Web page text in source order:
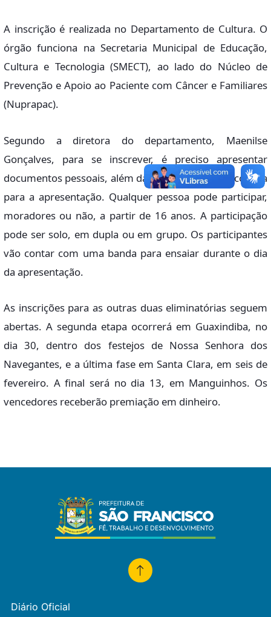
A inscrição é realizada no Departamento de Cultura. O
órgão funciona na Secretaria Municipal de Educação,
Cultura e Tecnologia (SMECT), ao lado do Núcleo de
Prevenção e Apoio ao Paciente com Câncer e Familiares
(Nuprapac).
Segundo a diretora do departamento, Maenilse
Gonçalves, para se inscrever, é preciso apresentar
documentos pessoais, além da letra da música escolhida
para a apresentação. Qualquer pessoa pode participar,
moradores ou não, a partir de 16 anos. A participação
pode ser solo, em dupla ou em grupo. Os participantes
vão contar com uma banda para ensaiar durante o dia
da apresentação.
As inscrições para as outras duas eliminatórias seguem
abertas. A segunda etapa ocorrerá em Guaxindiba, no
dia 30, dentro dos festejos de Nossa Senhora dos
Navegantes, e a última fase em Santa Clara, em seis de
fevereiro. A final será no dia 13, em Manguinhos. Os
vencedores receberão premiação em dinheiro.
Diário Oficial